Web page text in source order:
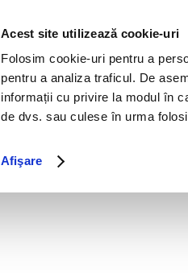
Acest site utilizează cookie-uri
Folosim cookie-uri pentru a
pentru a analiza traficul. De
informații cu privire la modul în
de dvs. sau culese în urma
Afişare